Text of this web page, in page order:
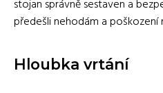
stojan správně sestaven a
předešli nehodám a poškození
Hloubka vrtání